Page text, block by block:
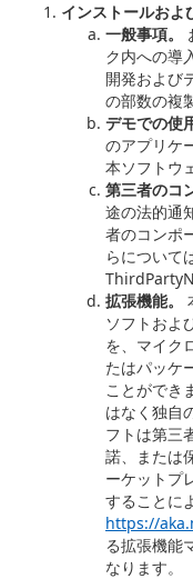
インストールおよ
一般事項。
ク内への導
開発および
の部数の複
デモでの使
のアプリケ
本ソフトウ
第三者のコ
途の法的通
者のコンポ
らについて
拡張機能。
ソフトおよ
を、マイク
たはパッケ
ことができ
はなく独自
フトは第三
諾、または
ーケットプ
することに
https://
る拡張機能
なります。